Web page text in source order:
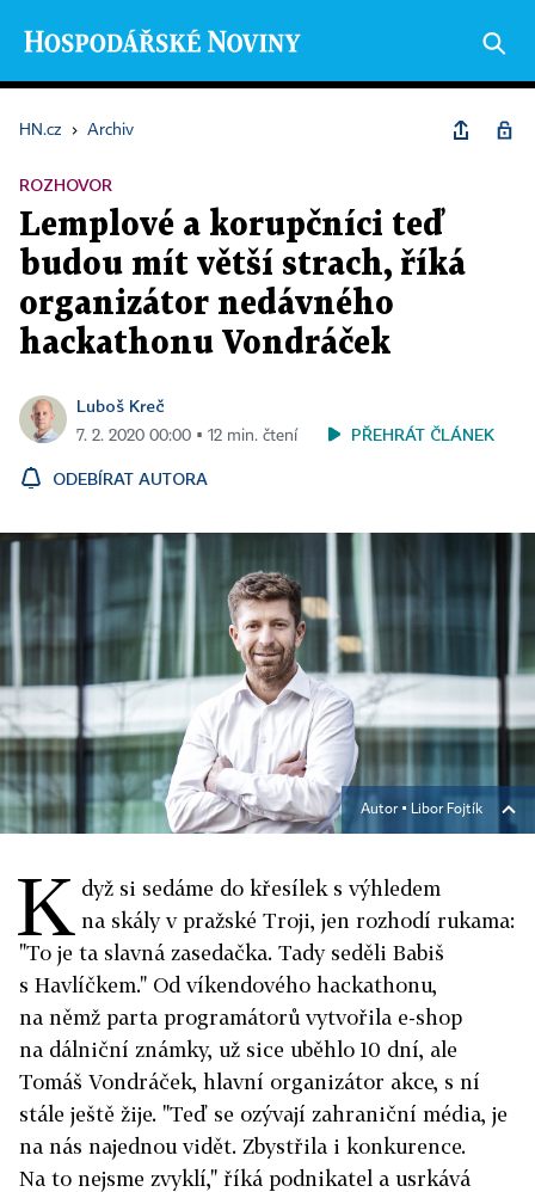
HN.cz › Archiv
ROZHOVOR
Lemplové a korupčníci teď
budou mít větší strach, říká
organizátor nedávného
hackathonu Vondráček
Luboš Kreč
7. 2. 2020 00:00 ▪ 12 min. čtení PŘEHRÁT ČLÁNEK
ODEBÍRAT AUTORA
Autor ▪ Libor Fojtík
K dyž si sedáme do křesílek s výhledem
na skály v pražské Troji, jen rozhodí rukama:
"To je ta slavná zasedačka. Tady seděli Babiš
s Havlíčkem." Od víkendového hackathonu,
na němž parta programátorů vytvořila e-shop
na dálniční známky, už sice uběhlo 10 dní, ale
Tomáš Vondráček, hlavní organizátor akce, s ní
stále ještě žije. "Teď se ozývají zahraniční média, je
na nás najednou vidět. Zbystřila i konkurence.
Na to nejsme zvyklí," říká podnikatel a usrkává